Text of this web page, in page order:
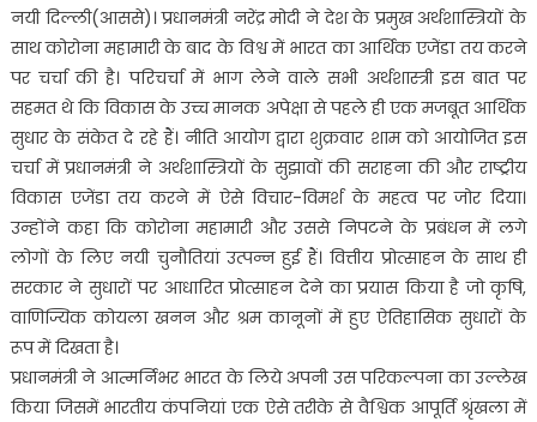
नयी दिल्ली(आससे)। प्रधानमंत्री नरेंद्र मोदी ने देश के प्रमुख अर्थशास्त्रियों के
साथ कोरोना महामारी के बाद के विश्व में भारत का आर्थिक एजेंडा तय करने
पर चर्चा की है। परिचर्चा में भाग लेने वाले सभी अर्थशास्त्री इस बात पर
सहमत थे कि विकास के उच्च मानक अपेक्षा से पहले ही एक मजबूत आर्थिक
सुधार के संकेत दे रहे हैं। नीति आयोग द्वारा शुक्रवार शाम को आयोजित इस
चर्चा में प्रधानमंत्री ने अर्थशास्त्रियों के सुझावों की सराहना की और राष्ट्रीय
विकास एजेंडा तय करने में ऐसे विचार-विमर्श के महत्व पर जोर दिया।
उन्होंने कहा कि कोरोना महामारी और उससे निपटने के प्रबंधन में लगे
लोगों के लिए नयी चुनौतियां उत्पन्न हुई हैं। वित्तीय प्रोत्साहन के साथ ही
सरकार ने सुधारों पर आधारित प्रोत्साहन देने का प्रयास किया है जो कृषि,
वाणिज्यिक कोयला खनन और श्रम कानूनों में हुए ऐतिहासिक सुधारों के
रूप में दिखता है।
प्रधानमंत्री ने आत्मर्निभर भारत के लिये अपनी उस परिकल्पना का उल्लेख
किया जिसमें भारतीय कंपनियां एक ऐसे तरीके से वैश्विक आपूर्ति श्रृंखला में